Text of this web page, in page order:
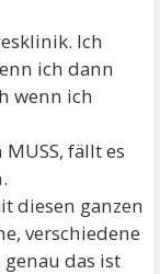
Ich
ich dann
wenn ich
fällt es
diesen ganzen
verschiedene
das ist